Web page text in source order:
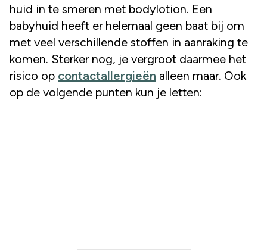
huid in te smeren met bodylotion. Een
babyhuid heeft er helemaal geen baat bij om
met veel verschillende stoffen in aanraking te
komen. Sterker nog, je vergroot daarmee het
risico op contactallergieën alleen maar. Ook
op de volgende punten kun je letten: